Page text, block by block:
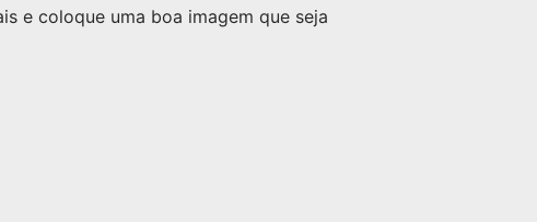
e coloque uma boa imagem que seja